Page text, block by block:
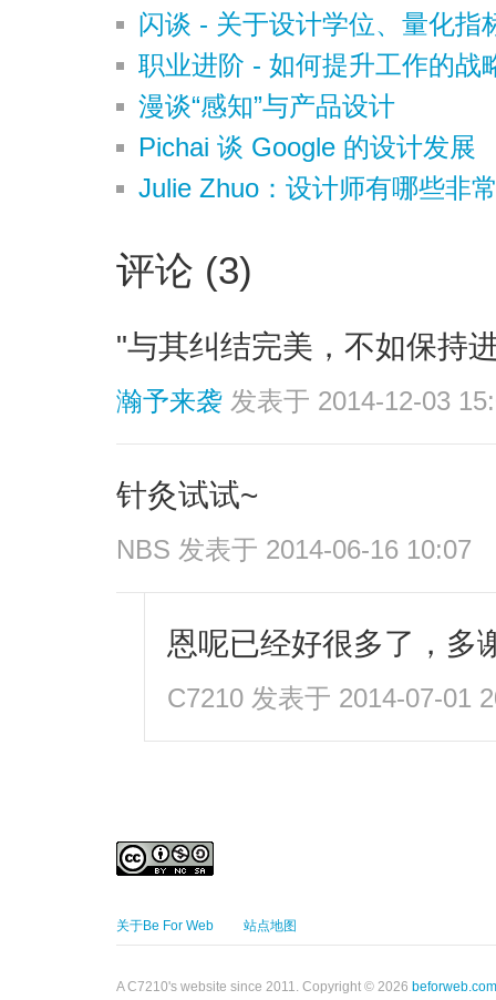
闪谈 - 关于设计学位、量化指
职业进阶 - 如何提升工作的战
漫谈“感知”与产品设计
Pichai 谈 Google 的设计发展
Julie Zhuo：设计师有哪些非
评论 (3)
"与其纠结完美，不如保持
瀚予来袭 发表于 2014-12-03
针灸试试~
NBS 发表于 2014-06-16 10:07
恩呢已经好很多了，多
C7210 发表于 2014-07-01
关于Be For Web 站点地图
A C7210's website since 2011. Copyright © 2026 beforweb.com